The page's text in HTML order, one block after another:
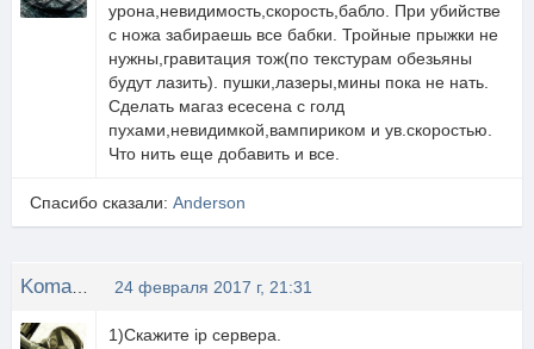
урона,невидимость,скорость,бабло. При убийстве
с ножа забираешь все бабки. Тройные прыжки не
нужны,гравитация тож(по текстурам обезьяны
будут лазить). пушки,лазеры,мины пока не нать.
Сделать магаз есесена с голд
пухами,невидимкой,вампириком и ув.скоростью.
Что нить еще добавить и все.
Спасибо сказали: Anderson
24 февраля 2017 г, 21:31
1)Скажите ip сервера.